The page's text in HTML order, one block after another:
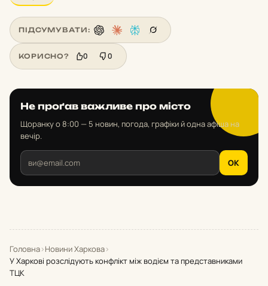
ПІДСУМУВАТИ:
КОРИСНО? 0 0
Не проґав важливе про місто
Щоранку о 8:00 — 5 новин, погода, графіки й одна афіша на
вечір.
OK
Головна›Новини Харкова›
У Харкові розслідують конфлікт між водієм та представниками
ТЦК